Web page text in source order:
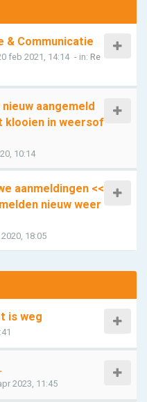
& Communicatie
feb 2021, 14:14 - in: Re
aangemeld
klooien in weersof
10:14
aanmeldingen <<
nieuw weer
18:05
is weg
2023, 11:45